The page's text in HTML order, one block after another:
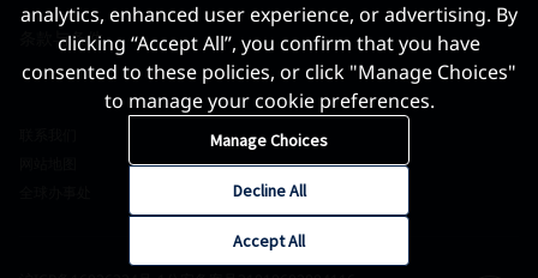
条款与条件
analytics, enhanced user experience, or advertising. By
clicking “Accept All”, you confirm that you have
consented to these policies, or click "Manage Choices"
to manage your cookie preferences.
Manage Choices
Accept All
Decline All